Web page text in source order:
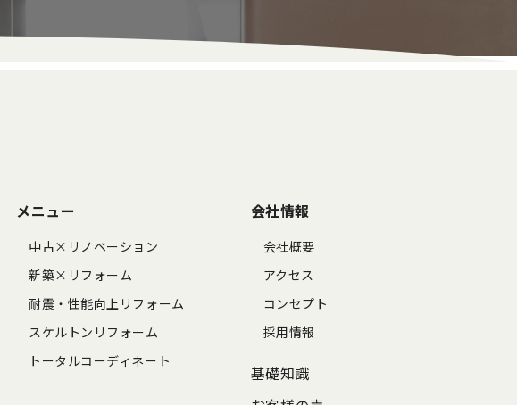
メニュー
中古×リノベーション
新築×リフォーム
耐震・性能向上リフォーム
スケルトンリフォーム
トータルコーディネート
会社情報
会社概要
アクセス
コンセプト
採用情報
基礎知識